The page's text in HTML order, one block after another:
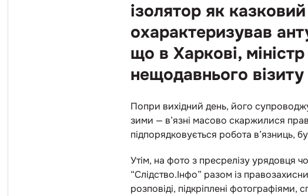
ізолятор як
охарактеризував
що в Харкові,
нещодавнього
Попри вихідний день, його
зими — в’язні масово скаржилися
підпорядковується робота в’язниць,
Утім, на фото з пресрелізу урядовця
“Слідство.Інфо” разом із
розповіді, підкріплені